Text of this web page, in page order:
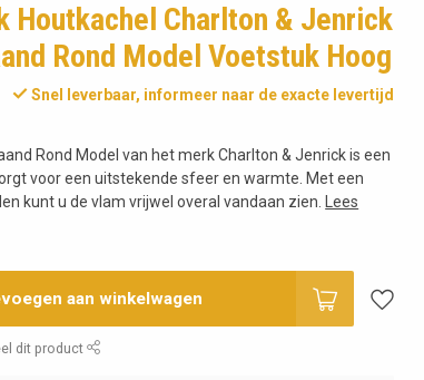
Houtkachel Charlton & Jenrick
Rond Model Voetstuk Hoog
Snel leverbaar, informeer naar de exacte levertijd
Rond Model van het merk Charlton & Jenrick is een
voor een uitstekende sfeer en warmte. Met een
kunt u de vlam vrijwel overal vandaan zien.
Lees
aan winkelwagen
dit product